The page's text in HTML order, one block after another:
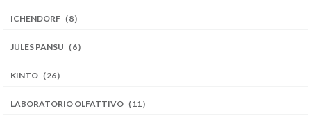
ICHENDORF（8）
JULES PANSU（6）
KINTO（26）
LABORATORIO OLFATTIVO（11）